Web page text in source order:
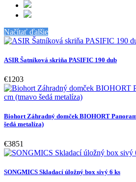
Načítať ďalšie
ASIR Šatníková skriňa PASIFIC 190 dub
€1203
Biohort Záhradný domček BIOHORT
šedá metalíza)
€3851
SONGMICS Skladací úložný box sivý 6 ks